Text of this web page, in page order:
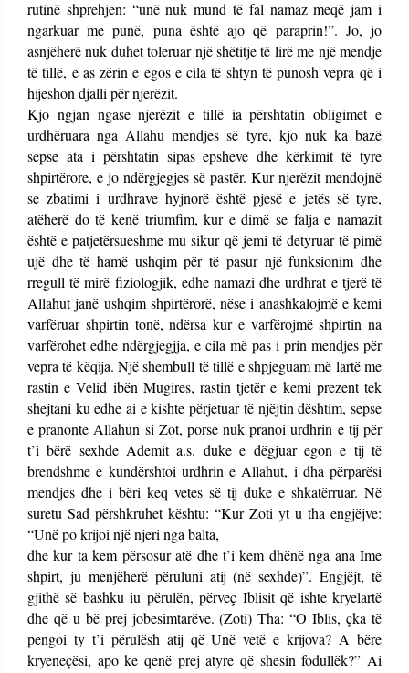
rutinë shprehjen: “unë nuk mund të fal namaz meqë jam i
ngarkuar me punë, puna është ajo që paraprin!”. Jo, jo
asnjëherë nuk duhet toleruar një shëtitje të lirë me një mendje
të tillë, e as zërin e egos e cila të shtyn të punosh vepra që i
hijeshon djalli për njerëzit.
Kjo ngjan ngase njerëzit e tillë ia përshtatin obligimet e
urdhëruara nga Allahu mendjes së tyre, kjo nuk ka bazë
sepse ata i përshtatin sipas epsheve dhe kërkimit të tyre
shpirtërore, e jo ndërgjegjes së pastër. Kur njerëzit mendojnë
se zbatimi i urdhrave hyjnorë është pjesë e jetës së tyre,
atëherë do të kenë triumfim, kur e dimë se falja e namazit
është e patjetërsueshme mu sikur që jemi të detyruar të pimë
ujë dhe të hamë ushqim për të pasur një funksionim dhe
rregull të mirë fiziologjik, edhe namazi dhe urdhrat e tjerë të
Allahut janë ushqim shpirtërorë, nëse i anashkalojmë e kemi
varfëruar shpirtin tonë, ndërsa kur e varfërojmë shpirtin na
varfërohet edhe ndërgjegjja, e cila më pas i prin mendjes për
vepra të këqija. Një shembull të tillë e shpjeguam më lartë me
rastin e Velid ibën Mugires, rastin tjetër e kemi prezent tek
shejtani ku edhe ai e kishte përjetuar të njëjtin dështim, sepse
e pranonte Allahun si Zot, porse nuk pranoi urdhrin e tij për
t’i bërë sexhde Ademit a.s. duke e dëgjuar egon e tij të
brendshme e kundërshtoi urdhrin e Allahut, i dha përparësi
mendjes dhe i bëri keq vetes së tij duke e shkatërruar. Në
suretu Sad përshkruhet kështu: “Kur Zoti yt u tha engjëjve:
“Unë po krijoi një njeri nga balta,
dhe kur ta kem përsosur atë dhe t’i kem dhënë nga ana Ime
shpirt, ju menjëherë përuluni atij (në sexhde)”. Engjëjt, të
gjithë së bashku iu përulën, përveç Iblisit që ishte kryelartë
dhe që u bë prej jobesimtarëve. (Zoti) Tha: “O Iblis, çka të
pengoi ty t’i përulësh atij që Unë vetë e krijova? A bëre
kryeneçësi, apo ke qenë prej atyre që shesin fodullëk?” Ai